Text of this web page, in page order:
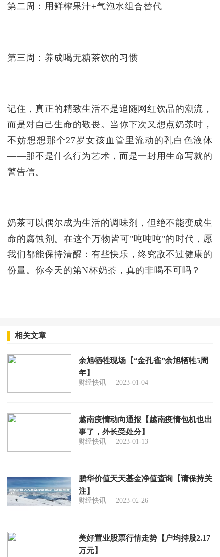
第二周：用鲜榨果汁+气泡水组合替代
第三周：养成喝无糖茶饮的习惯
记住，真正的精致生活不是追随网红饮品的潮流，
而是对自己生命的敬畏。当你下次又想点奶茶时，
不妨想想那个27岁女孩血管里流动的乳白色液体
——那不是什么行为艺术，而是一封用生命写就的
警告信。
奶茶可以偶尔成为生活的调味剂，但绝不能变成生
命的腐蚀剂。在这个万物皆可"吨吨吨"的时代，愿
我们都能保持清醒：有些快乐，终究敌不过健康的
份量。你今天的第N杯奶茶，真的非喝不可吗？
相关文章
余旭牺牲现场【“金孔雀”余旭牺牲5周
年】
财经快讯 2023-01-04
越南疫情动向通报【越南疫情包机也出
事了，外长受处分】
财经快讯 2023-01-13
鹏华价值天天基金净值查询【请保持关
注】
财经快讯 2023-02-26
美好置业股票行情走势【户均持股2.17
万元】